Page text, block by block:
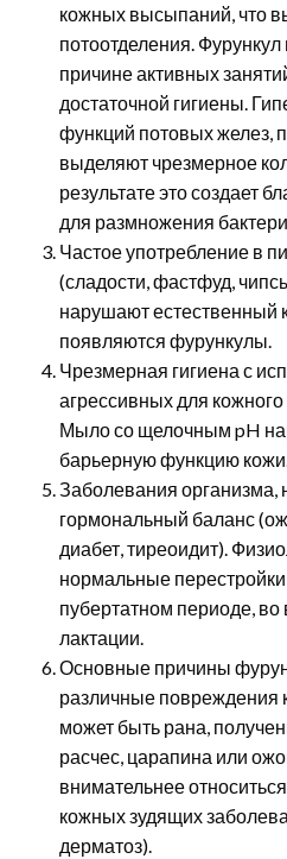
кожных высыпаний, что
потоотделения.
причине активных
достаточной гигиены.
функций потовых желез,
выделяют чрезмерное
результате это создает
для размножения
Частое употребление в
(сладости, фастфуд,
нарушают естественный
появляются фурункулы.
Чрезмерная гигиена с
агрессивных для
Мыло со щелочным pH
барьерную функцию
Заболевания
гормональный баланс
диабет, тиреоидит).
нормальные
пубертатном периоде,
лактации.
Основные причины
различные повреждения
может быть рана,
расчес, царапина или
внимательнее
кожных зудящих
дерматоз).